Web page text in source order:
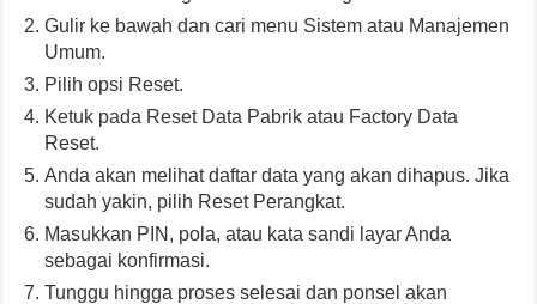
Gulir ke bawah dan cari menu Sistem atau Manajemen
Umum.
Pilih opsi Reset.
Ketuk pada Reset Data Pabrik atau Factory Data
Reset.
Anda akan melihat daftar data yang akan dihapus. Jika
sudah yakin, pilih Reset Perangkat.
Masukkan PIN, pola, atau kata sandi layar Anda
sebagai konfirmasi.
Tunggu hingga proses selesai dan ponsel akan